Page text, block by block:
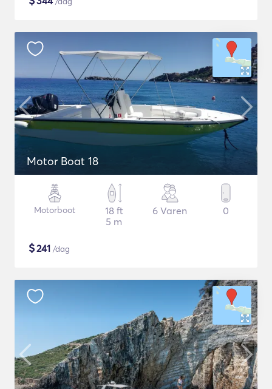
Motor Boat 18
Motorboot
18 ft
5 m
6 Varen 0
$241 /dag